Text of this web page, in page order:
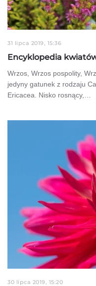
31 lipca 2019, 15:36
Encyklopedia
Wrzos, Wrzos pospolity,
jedyny gatunek z rodzaju
Ericacea. Nisko rosnący,…
30 lipca 2019, 15:20